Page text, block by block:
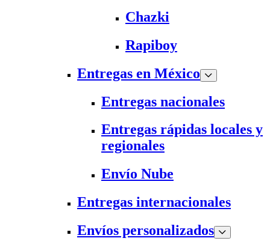
Chazki
Rapiboy
Entregas en México
Entregas nacionales
Entregas rápidas locales y
regionales
Envío Nube
Entregas internacionales
Envíos personalizados